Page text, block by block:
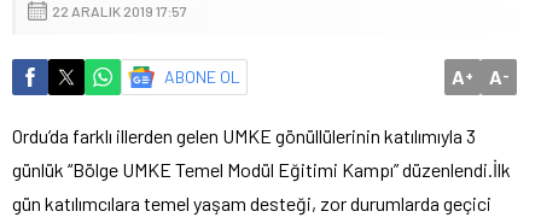
22 ARALIK 2019 17:57
ABONE OL A+ A-
Ordu’da farklı illerden gelen UMKE gönüllülerinin katılımıyla 3
günlük “Bölge UMKE Temel Modül Eğitimi Kampı” düzenlendi.İlk
gün katılımcılara temel yaşam desteği, zor durumlarda geçici